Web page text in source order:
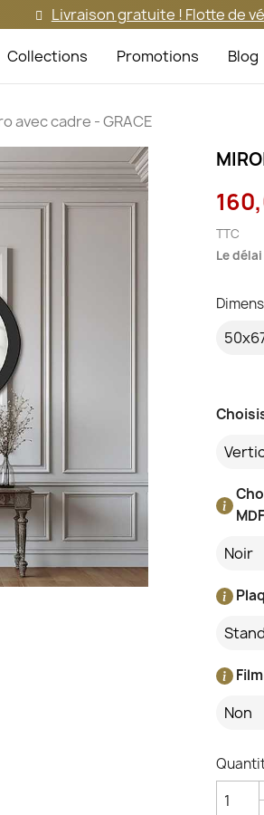
Livraison gratuite ! Flotte de
Collections Promotions Blog
avec cadre - GRACE
TTC
Le
MDF
Noir
Non